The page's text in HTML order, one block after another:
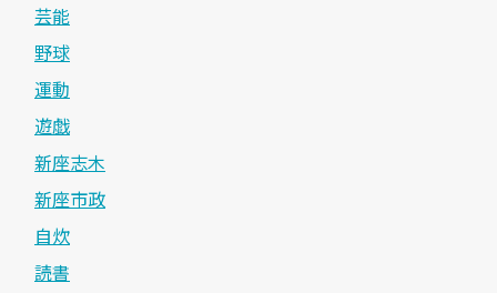
芸能
野球
運動
遊戯
新座志木
新座市政
自炊
読書